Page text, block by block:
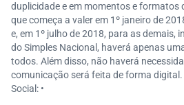
duplicidade e em momentos e formatos
que começa a valer em 1º janeiro de
e, em 1º julho de 2018, para as demais,
do Simples Nacional, haverá apenas
todos. Além disso, não haverá
comunicação será feita de forma digital.
Social: •